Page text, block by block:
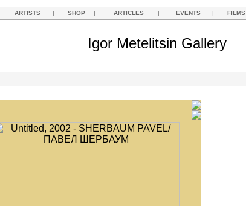
ARTISTS | SHOP | ARTICLES | EVENTS | FILMS
Igor Metelitsin Gallery